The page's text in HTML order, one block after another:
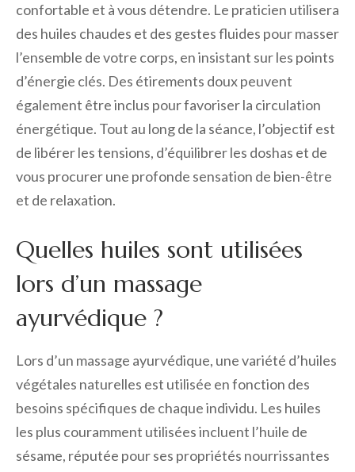
confortable et à vous détendre. Le praticien utilisera
des huiles chaudes et des gestes fluides pour masser
l’ensemble de votre corps, en insistant sur les points
d’énergie clés. Des étirements doux peuvent
également être inclus pour favoriser la circulation
énergétique. Tout au long de la séance, l’objectif est
de libérer les tensions, d’équilibrer les doshas et de
vous procurer une profonde sensation de bien-être
et de relaxation.
Quelles huiles sont utilisées
lors d’un massage
ayurvédique ?
Lors d’un massage ayurvédique, une variété d’huiles
végétales naturelles est utilisée en fonction des
besoins spécifiques de chaque individu. Les huiles
les plus couramment utilisées incluent l’huile de
sésame, réputée pour ses propriétés nourrissantes